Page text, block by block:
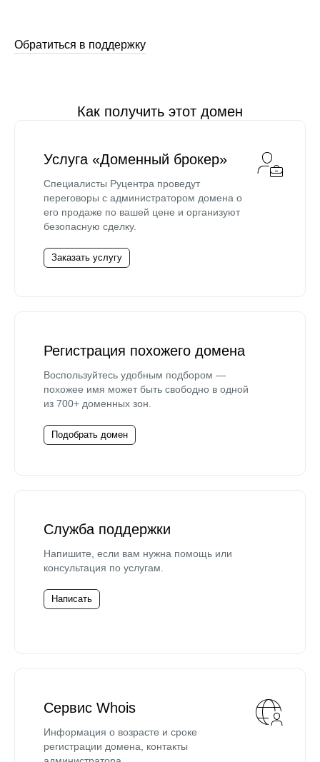
Обратиться в поддержку
Как получить этот домен
Услуга «Доменный брокер»
Специалисты Руцентра проведут
переговоры с администратором домена о
его продаже по вашей цене и организуют
безопасную сделку.
Заказать услугу
Регистрация похожего домена
Воспользуйтесь удобным подбором —
похожее имя может быть свободно в одной
из 700+ доменных зон.
Подобрать домен
Служба поддержки
Напишите, если вам нужна помощь или
консультация по услугам.
Написать
Сервис Whois
Информация о возрасте и сроке
регистрации домена, контакты